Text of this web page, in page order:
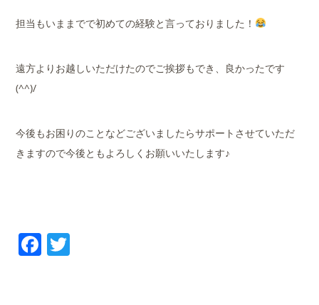
担当もいままでで初めての経験と言っておりました！
遠方よりお越しいただけたのでご挨拶もでき、良かったです
(^^)/
今後もお困りのことなどございましたらサポートさせていただ
きますので今後ともよろしくお願いいたします♪
Facebook